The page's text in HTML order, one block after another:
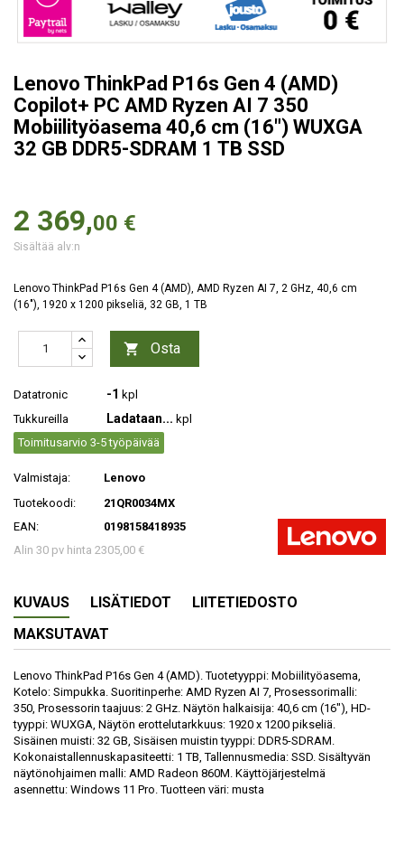
Lenovo ThinkPad P16s Gen 4 (AMD)
Copilot+ PC AMD Ryzen AI 7 350
Mobiilityöasema 40,6 cm (16") WUXGA
32 GB DDR5-SDRAM 1 TB SSD
2 369,00 €
Sisältää alv:n
Lenovo ThinkPad P16s Gen 4 (AMD), AMD Ryzen AI 7, 2 GHz, 40,6 cm
(16"), 1920 x 1200 pikseliä, 32 GB, 1 TB
 Osta
Datatronic -1 kpl
Tukkureilla
Ladataan... kpl
Toimitusarvio 3-5 työpäivää
Valmistaja:
Lenovo
Tuotekoodi:
21QR0034MX
EAN:
0198158418935
Alin 30 pv hinta 2305,00 €
KUVAUS LISÄTIEDOT
LIITETIEDOSTO
MAKSUTAVAT
Lenovo ThinkPad P16s Gen 4 (AMD). Tuotetyyppi: Mobiilityöasema,
Kotelo: Simpukka. Suoritinperhe: AMD Ryzen AI 7, Prosessorimalli:
350, Prosessorin taajuus: 2 GHz. Näytön halkaisija: 40,6 cm (16"), HD-
tyyppi: WUXGA, Näytön erottelutarkkuus: 1920 x 1200 pikseliä.
Sisäinen muisti: 32 GB, Sisäisen muistin tyyppi: DDR5-SDRAM.
Kokonaistallennuskapasiteetti: 1 TB, Tallennusmedia: SSD. Sisältyvän
näytönohjaimen malli: AMD Radeon 860M. Käyttöjärjestelmä
asennettu: Windows 11 Pro. Tuotteen väri: musta